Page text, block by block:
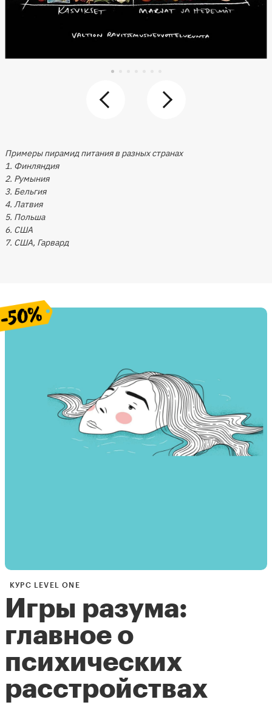
Примеры пирамид питания в разных странах
1. Финляндия
2. Румыния
3. Бельгия
4. Латвия
5. Польша
6. США
7. США, Гарвард
КУРС LEVEL ONE
Игры разума:
главное о
психических
расстройствах